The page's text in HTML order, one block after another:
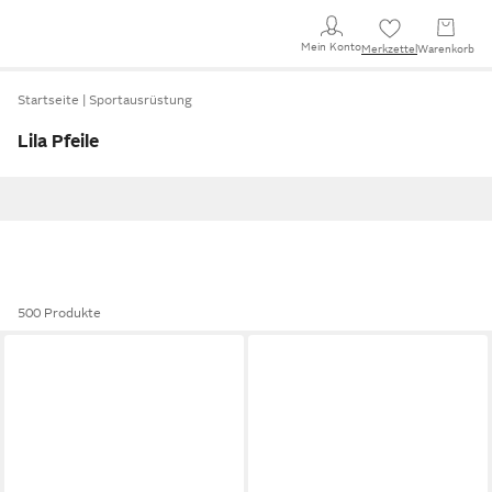
Mein KontoMerkzettel Warenkorb
Startseite Sportausrüstung
Lila Pfeile
500 Produkte